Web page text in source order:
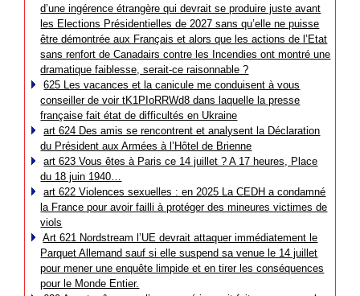
d’une ingérence étrangère qui devrait se produire juste avant
les Elections Présidentielles de 2027 sans qu’elle ne puisse
être démontrée aux Français et alors que les actions de l’Etat
sans renfort de Canadairs contre les Incendies ont montré une
dramatique faiblesse, serait-ce raisonnable ?
625 Les vacances et la canicule me conduisent à vous
conseiller de voir tK1PIoRRWd8 dans laquelle la presse
française fait état de difficultés en Ukraine
art 624 Des amis se rencontrent et analysent la Déclaration
du Président aux Armées à l’Hôtel de Brienne
art 623 Vous êtes à Paris ce 14 juillet ? A 17 heures, Place
du 18 juin 1940…
art 622 Violences sexuelles : en 2025 La CEDH a condamné
la France pour avoir failli à protéger des mineures victimes de
viols
Art 621 Nordstream l’UE devrait attaquer immédiatement le
Parquet Allemand sauf si elle suspend sa venue le 14 juillet
pour mener une enquête limpide et en tirer les conséquences
pour le Monde Entier.